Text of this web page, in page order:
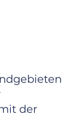
der